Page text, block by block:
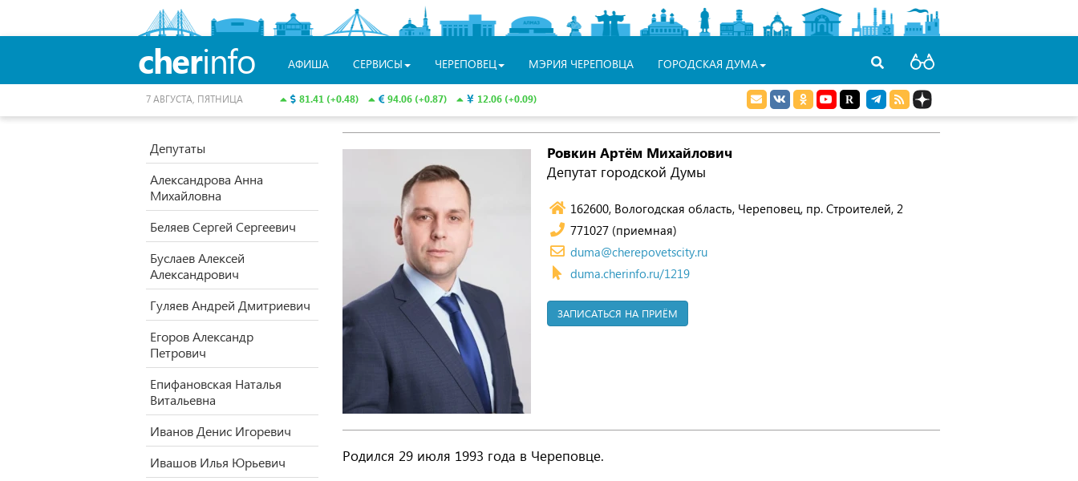
cherinfo АФИША СЕРВИСЫ ЧЕРЕПОВЕЦ МЭРИЯ ЧЕРЕПОВЦА ГОРОДСКАЯ ДУМА
81.41 (+0.48) 94.06 (+0.87) 12.06 (+0.09)
7 АВГУСТА, ПЯТНИЦА
Депутаты
Александрова Анна
Михайловна
Беляев Сергей Сергеевич
Буслаев Алексей
Александрович
Гуляев Андрей Дмитриевич
Егоров Александр
Петрович
Епифановская Наталья
Витальевна
Иванов Денис Игоревич
Ивашов Илья Юрьевич
Ровкин Артём Михайлович
Депутат городской Думы
162600, Вологодская область, Череповец, пр. Строителей, 2
771027 (приемная)
duma@cherepovetscity.ru
duma.cherinfo.ru/1219
ЗАПИСАТЬСЯ НА ПРИЁМ
Родился 29 июля 1993 года в Череповце.